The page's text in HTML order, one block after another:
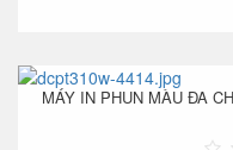
MÁY IN PHUN MÀU ĐA